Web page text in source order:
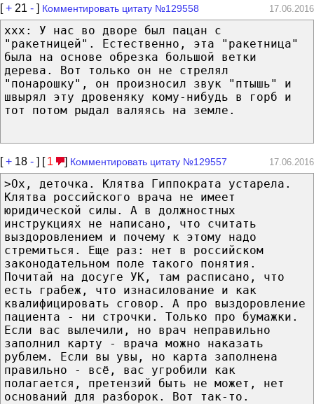
[+ 21 - ] Комментировать цитату №129558 17.06.2016
xxx: У нас во дворе был пацан с
"ракетницей". Естественно, эта "ракетница"
была на основе обрезка большой ветки
дерева. Вот только он не стрелял
"понарошку", он произносил звук "птышь" и
швырял эту дровеняку кому-нибудь в горб и
тот потом рыдал валяясь на земле.
[+ 18 - ] [ 1 ] Комментировать цитату №129557 17.06.2016
>Ох, деточка. Клятва Гиппократа устарела.
Клятва российского врача не имеет
юридической силы. А в должностных
инструкциях не написано, что считать
выздоровлением и почему к этому надо
стремиться. Еще раз: нет в российском
законодательном поле такого понятия.
Почитай на досуге УК, там расписано, что
есть грабеж, что изнасилование и как
квалифицировать сговор. А про выздоровление
пациента - ни строчки. Только про бумажки.
Если вас вылечили, но врач неправильно
заполнил карту - врача можно наказать
рублем. Если вы увы, но карта заполнена
правильно - всё, вас угробили как
полагается, претензий быть не может, нет
оснований для разборок. Вот так-то.